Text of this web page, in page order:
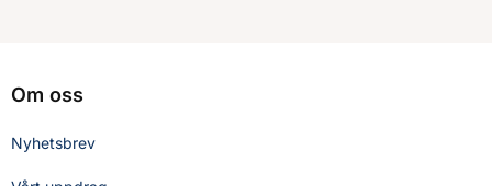
Om oss
Nyhetsbrev